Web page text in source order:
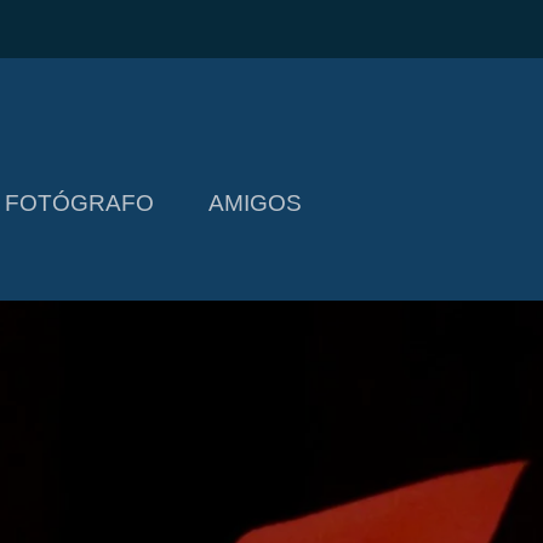
FOTÓGRAFO AMIGOS